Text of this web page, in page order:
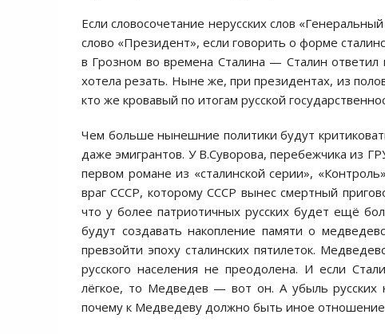
Если словосочетание нерусских слов
слово «Президент», если говорить о форме
в Грозном во времена Сталина — Сталин
хотела резать. Ныне же, при президентах, из
кто же кровавый по итогам русской
Чем больше нынешние политики будут
даже эмигрантов. У В.Суворова, перебежчика из
первом романе из «сталинской серии»,
враг СССР, которому СССР вынес смертный
что у более патриотичных русских будет ещё
будут создавать накопление памяти о
превзойти эпоху сталинских пятилеток.
русского населения не преодолена. И если
лёгкое, то Медведев — вот он. А убыль
почему к Медведеву должно быть иное